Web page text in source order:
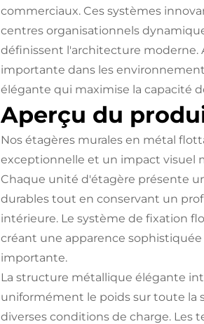
commerciaux. Ces systèmes
centres organisationnels
définissent l'architecture moderne.
importante dans les
élégante qui maximise la capacité
Aperçu du
Nos étagères murales en métal
exceptionnelle et un impact visuel
Chaque unité d'étagère présente
durables tout en conservant un
intérieure. Le système de fixation
créant une apparence
importante.
La structure métallique élégante
uniformément le poids sur toute la
diverses conditions de charge. Les